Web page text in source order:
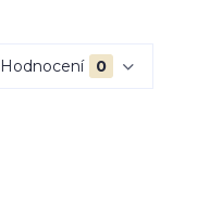
Hodnocení 0